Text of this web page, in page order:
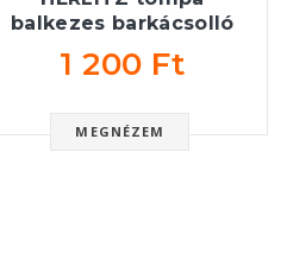
balkezes barkácsolló
1 200 Ft
MEGNÉZEM